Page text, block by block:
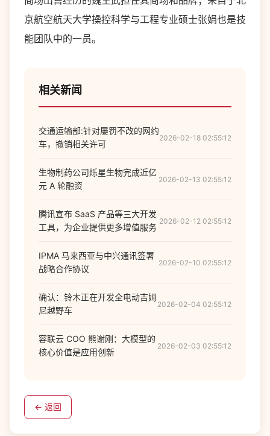
京航空航天大学操控科学与工程专业硕士张娟也是技
能团队中的一员。
相关新闻
交通运输部:针对屡罚不改的网约
车，撤销相关许可
2026-02-18 02:55:12
生物制药公司烁星生物完成近亿
元 A 轮融资
2026-02-13 02:55:12
腾讯宣布 SaaS 产品等三大开发
工具，为企业提供更多增值服务
2026-02-12 02:55:12
IPMA 马来西亚与中兴通讯签署
战略合作协议
2026-02-10 02:55:12
确认：铃木正在开发全电动吉姆
尼越野车
2026-02-04 02:55:12
容联云 COO 熊谢刚：大模型的
核心价值是应用创新
2026-02-03 02:55:12
← 返回